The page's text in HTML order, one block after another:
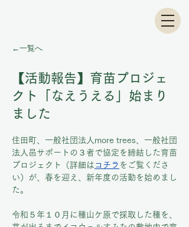
←一覧へ
【活動報告】育苗プロジェ
クト「なえうえる」始まり
ました
住田町、一般社団法人more trees、一般社団
法人邑サポートの３者で協定を締結した育苗
プロジェクト（詳細は コチラ をご覧くださ
い）が、春を迎え、新年度の活動を始めまし
た。
令和５年１０月に種山ケ原で採取した種を、